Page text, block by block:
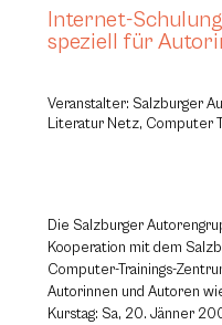
Internet-
speziell für
Veranstalter: Salzburger
Literatur Netz, Computer
Die Salzburger
Kooperation mit dem
Computer-Trainings-
Autorinnen und Autoren
Kurstag: Sa, 20. Jänner